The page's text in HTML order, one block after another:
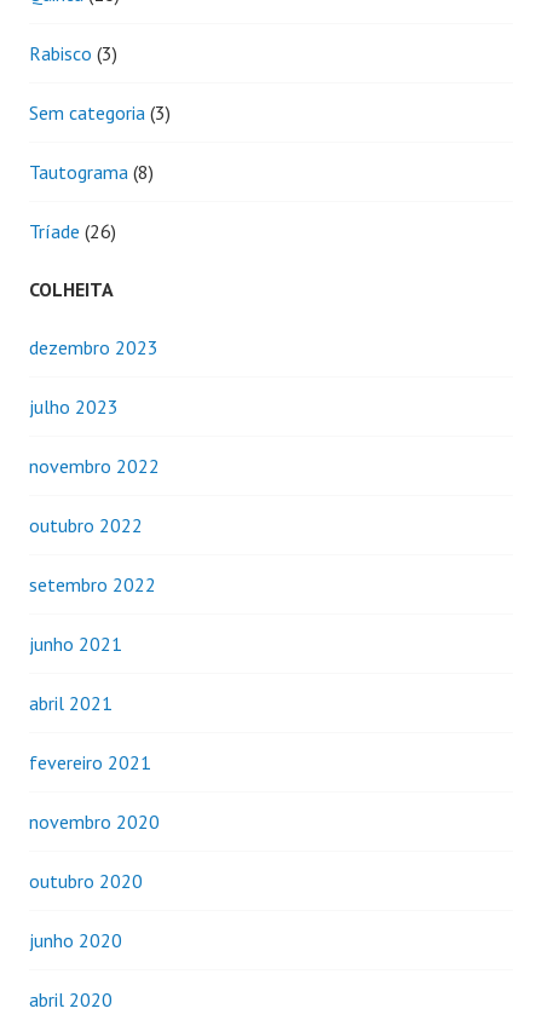
Rabisco (3)
Sem categoria (3)
Tautograma (8)
Tríade (26)
COLHEITA
dezembro 2023
julho 2023
novembro 2022
outubro 2022
setembro 2022
junho 2021
abril 2021
fevereiro 2021
novembro 2020
outubro 2020
junho 2020
abril 2020